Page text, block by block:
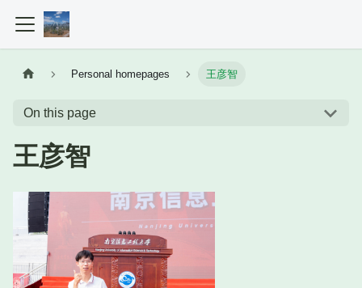
Personal homepages 王彦智
On this page
王彦智